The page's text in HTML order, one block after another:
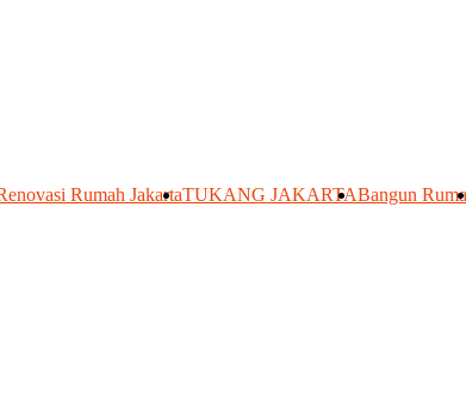
Rumah JakartaTUKANG JAKARTABangun